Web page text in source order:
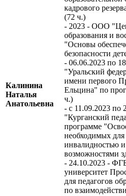
Калинина
Наталья
Анатольевна
кадрового
(72 ч.)
- 2023 - ООО
образования и
"Основы
безопасности
- 06.06.2023 по
"Уральский
имени первого
Ельцина" по
ч.)
- c 11.09.2023
"Курганский
программе
необходимых
инвалидностью
возможностями
- 24.10.2023 -
университет
для педагогов
по